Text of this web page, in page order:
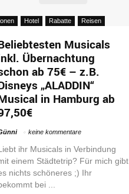
Hotel Rabatte Reisen
Musicals
Übernachtung
ab 75€ – z.B.
„ALADDIN“
in Hamburg ab
keine kommentare
ihr Musicals in Verbindung
einem Städtetrip? Für mich gibt
nichts schöneres ;) Ihr
bei ...